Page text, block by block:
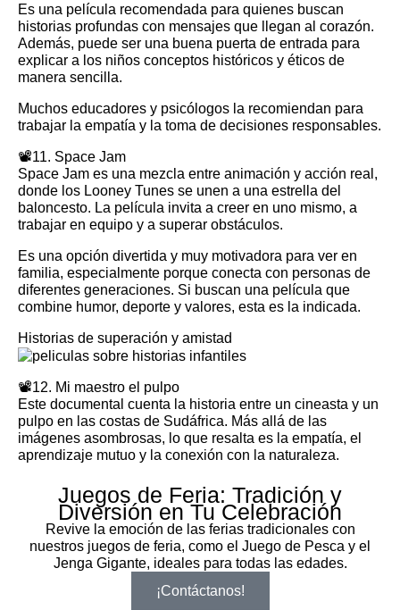
Es una película recomendada para quienes buscan
historias profundas con mensajes que llegan al corazón.
Además, puede ser una buena puerta de entrada para
explicar a los niños conceptos históricos y éticos de
manera sencilla.
Muchos educadores y psicólogos la recomiendan para
trabajar la empatía y la toma de decisiones responsables.
📽️11. Space Jam
Space Jam es una mezcla entre animación y acción real,
donde los Looney Tunes se unen a una estrella del
baloncesto. La película invita a creer en uno mismo, a
trabajar en equipo y a superar obstáculos.
Es una opción divertida y muy motivadora para ver en
familia, especialmente porque conecta con personas de
diferentes generaciones. Si buscan una película que
combine humor, deporte y valores, esta es la indicada.
Historias de superación y amistad
📽️12. Mi maestro el pulpo
Este documental cuenta la historia entre un cineasta y un
pulpo en las costas de Sudáfrica. Más allá de las
imágenes asombrosas, lo que resalta es la empatía, el
aprendizaje mutuo y la conexión con la naturaleza.
Juegos de Feria: Tradición y
Diversión en Tu Celebración
Revive la emoción de las ferias tradicionales con
nuestros juegos de feria, como el Juego de Pesca y el
Jenga Gigante, ideales para todas las edades.
¡Contáctanos!